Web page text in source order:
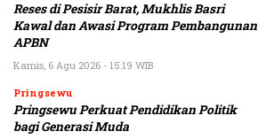
Reses di Pesisir Barat, Mukhlis Basri
Kawal dan Awasi Program Pembangunan
APBN
Kamis, 6 Agu 2026 - 15:19 WIB
Pringsewu
Pringsewu Perkuat Pendidikan Politik
bagi Generasi Muda